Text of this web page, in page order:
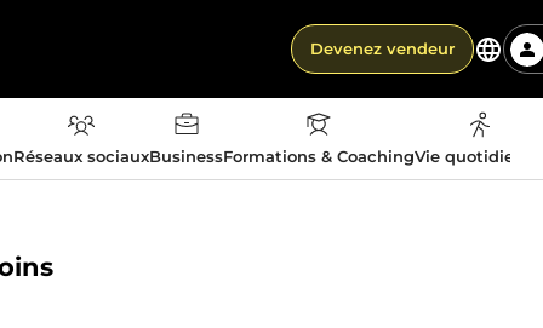
Devenez vendeur
Réseaux sociauxBusinessFormations & CoachingVie